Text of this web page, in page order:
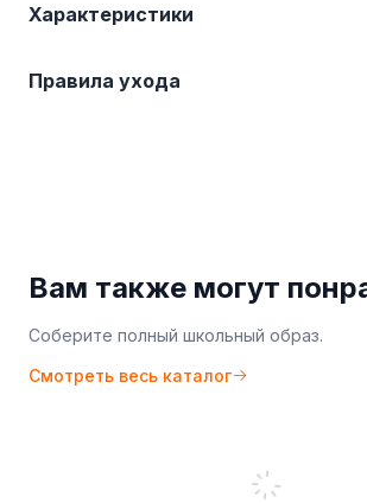
Характеристики
Категория
Правила ухода
Вам также могут
Соберите полный школьный образ.
Смотреть весь каталог